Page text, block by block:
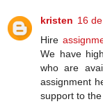
kristen 16
Hire
We have
who are
assignment
support to the